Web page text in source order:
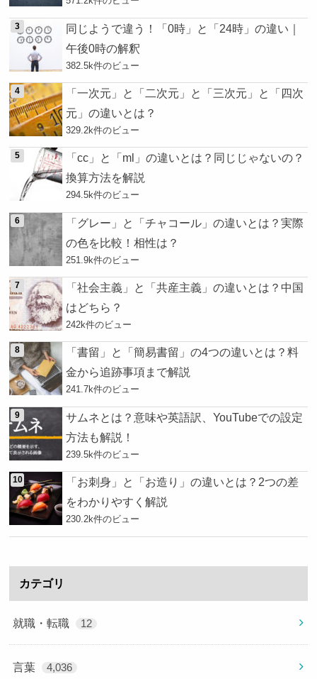
同じようで違う！「0時」と「24時」の違い｜
午後0時の解釈
382.5k件のビュー
「一次元」と「二次元」と「三次元」と「四次
元」の違いとは？
329.2k件のビュー
「cc」と「ml」の違いとは？同じじゃないの？
換算方法を解説
294.5k件のビュー
「グレー」と「チャコール」の違いとは？実際
の色を比較！相性は？
251.9k件のビュー
「社会主義」と「共産主義」の違いとは？中国
はどちら？
242k件のビュー
「書留」と「簡易書留」の4つの違いとは？料
金から追跡事項まで解説
241.7k件のビュー
サムネとは？意味や英語訳、YouTubeでの設定
方法も解説！
239.5k件のビュー
「お刺身」と「お造り」の違いとは？2つの差
をわかりやすく解説
230.2k件のビュー
カテゴリ
就職・転職 12
言葉 4,036